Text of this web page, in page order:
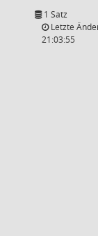
1 Satz
Letzte
21:03:55